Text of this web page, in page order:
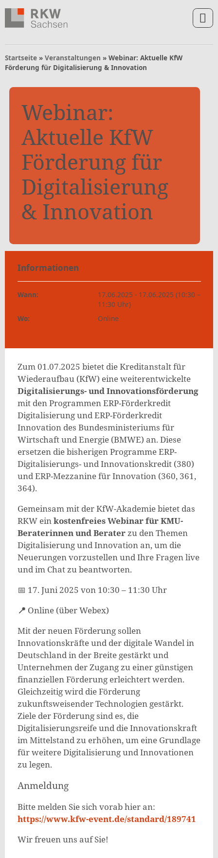
Zum Inhalt springen
Zur Navigation springen
Zum Fußbereich und Kontakt springen
Startseite » Veranstaltungen » Webinar: Aktuelle KfW
Förderung für Digitalisierung & Innovation
Webinar:
Aktuelle KfW
Förderung für
Digitalisierung
& Innovation
Informationen
Wann:
17.06.2025 - 17.06.2025 (10:30 –
11:30 Uhr)
Wo:
Online
Zum 01.07.2025 bietet die Kreditanstalt für
Wiederaufbau (KfW) eine weiterentwickelte
Digitalisierungs- und Innovationsförderung
mit den Programmen ERP-Förderkredit
Digitalisierung und ERP-Förderkredit
Innovation des Bundesministeriums für
Wirtschaft und Energie (BMWE) an. Diese
ersetzen die bisherigen Programme ERP-
Digitalisierungs- und Innovationskredit (380)
und ERP-Mezzanine für Innovation (360, 361,
364).
Gemeinsam mit der KfW-Akademie bietet das
RKW einkostenfreies Webinar für KMU-
Beraterinnen und Beraterzu den Themen
Digitalisierung und Innovation an, um die
Neuerungen vorzustellen und Ihre Fragen live
und im Chat zu beantworten.
📅 17. Juni 2025 von 10:30 – 11:30 Uhr
📍 Online (über Webex)
Mit der neuen Förderung sollen
Innovationskräfte und der digitale Wandel in
Deutschland in der Breite gestärkt und
Unternehmen der Zugang zu einer günstigen
finanziellen Förderung erleichtert werden.
Gleichzeitig wird die Förderung
zukunftsweisender Technologien gestärkt.
Ziele der Förderung sind es, die
Digitalisierungsreife und die Innovationskraft
im Mittelstand zu erhöhen, um eine Grundlage
für weitere Digitalisierung und Innovationen
zu legen.
Anmeldung
Bitte melden Sie sich vorab hier an:
https://www.kfw-event.de/standard/189741
Wir freuen uns auf Sie!